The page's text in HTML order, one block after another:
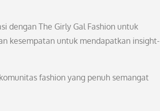
dengan The Girly Gal Fashion untuk
kesempatan untuk mendapatkan insight-
fashion yang penuh semangat